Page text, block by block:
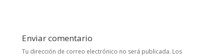
Enviar comentario
Tu dirección de correo electrónico no será publicada. Los